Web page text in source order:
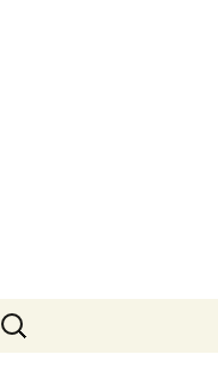
Sök
efter: